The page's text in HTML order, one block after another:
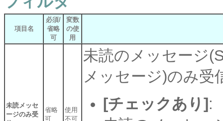
項目名
必須/
省略
可
変数
の使
用
未読メッセ
ージのみ受
省略
可
使用
不可
未読のメッセージ
メッセージ)のみ受
[チェックあり] :